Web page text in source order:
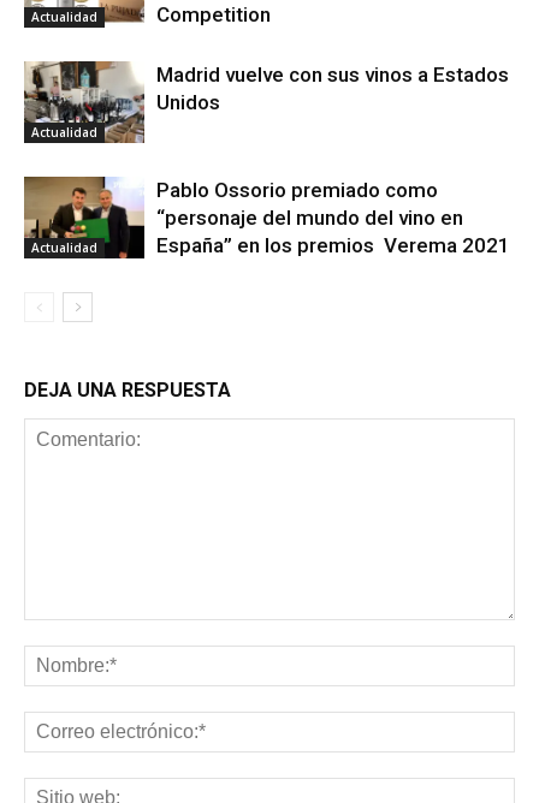
Actualidad
Competition
Actualidad
Madrid vuelve con sus vinos a Estados
Unidos
Actualidad
Pablo Ossorio premiado como
“personaje del mundo del vino en
España” en los premios Verema 2021
DEJA UNA RESPUESTA